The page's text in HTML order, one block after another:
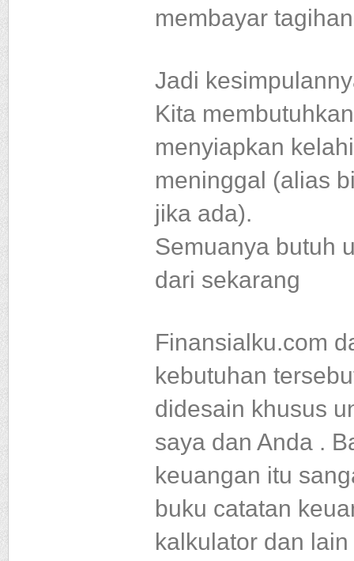
membayar
Jadi
Kita
menyiapkan
meninggal (alias
jika ada).
Semuanya butuh
dari sekarang
Finansialku.com
kebutuhan
didesain khusus
saya dan Anda .
keuangan itu
buku catatan
kalkulator dan